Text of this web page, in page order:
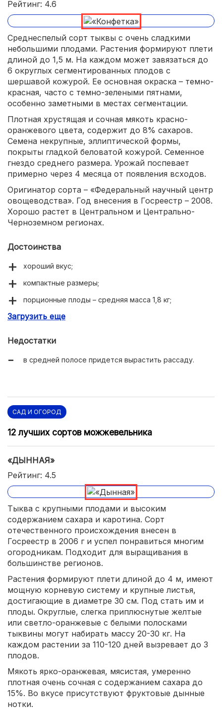
Рейтинг: 4.6
Среднеспелый сорт тыквы с очень сладкими
небольшими плодами. Растения формируют плети
длиной до 1,5 м. На каждом может завязаться до
6 округлых сегментированных плодов с
шершавой кожурой. Ее основная окраска – темно-
красная, часто с темно-зелеными пятнами,
особенно заметными в местах сегментации.
Плотная хрустящая и сочная мякоть красно-
оранжевого цвета, содержит до 8% сахаров.
Семена некрупные, эллиптической формы,
покрыты гладкой беловатой кожурой. Семенное
гнездо среднего размера. Урожай поспевает
примерно через 4 месяца от появления всходов.
Оригинатор сорта – «Федеральный научный центр
овощеводства». Год внесения в Госреестр – 2008.
Хорошо растет в Центральном и Центрально-
Черноземном регионах.
Достоинства
хороший вкус;
компактные размеры;
порционные плоды – средняя масса 1,8 кг;
холодостойкость и засухоустойчивость;
слаще.
Загрузить еще
Недостатки
в средней полосе придется вырастить рассаду.
САД И ОГОРОД
12 лучших сортов можжевельника
«ДЫННАЯ»
Рейтинг: 4.5
Тыква с крупными плодами и высоким
содержанием сахара и каротина. Сорт
отечественного происхождения внесен в
Госреестр в 2006 г и успел понравиться многим
огородникам. Подходит для выращивания в
большинстве регионов.
Растения формируют плети длиной до 4 м, имеют
мощную корневую систему и крупные листья,
достигающие в диаметре 30 см. Под стать им и
плоды. Округлые, слегка приплюснутые желтые
или светло-оранжевые с белыми полосками
тыквины могут набирать массу 20-30 кг. На
каждом растении за 110-120 дней вызревает до 3
плодов.
Мякоть ярко-оранжевая, мясистая, умеренно
плотная очень сочная с содержанием сахара до
15%. Во вкусе присутствуют фруктовые дынные
нотки.